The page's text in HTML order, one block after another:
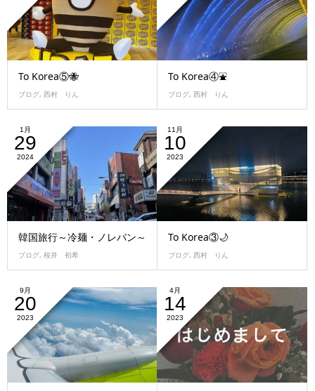
To Korea⑤🐝
ブログ, 西村 りん
To Korea④⛲
ブログ, 西村 りん
1月
29
2024
韓国旅行～冷麺・ノレバン～
ブログ, 桜井 初希
11月
10
2023
To Korea③🌙
ブログ, 西村 りん
9月
20
2023
4月
14
2023